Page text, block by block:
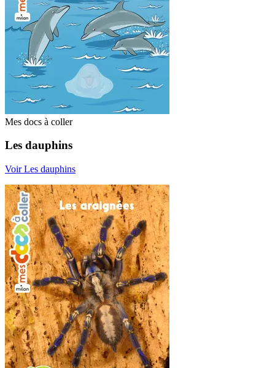
Mes docs à coller
Les dauphins
Voir Les dauphins